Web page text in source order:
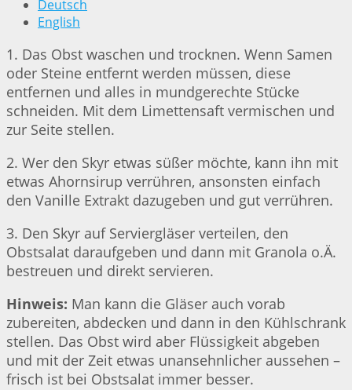
Deutsch
English
1. Das Obst waschen und trocknen. Wenn Samen
oder Steine entfernt werden müssen, diese
entfernen und alles in mundgerechte Stücke
schneiden. Mit dem Limettensaft vermischen und
zur Seite stellen.
2. Wer den Skyr etwas süßer möchte, kann ihn mit
etwas Ahornsirup verrühren, ansonsten einfach
den Vanille Extrakt dazugeben und gut verrühren.
3. Den Skyr auf Serviergläser verteilen, den
Obstsalat daraufgeben und dann mit Granola o.Ä.
bestreuen und direkt servieren.
Hinweis: Man kann die Gläser auch vorab
zubereiten, abdecken und dann in den Kühlschrank
stellen. Das Obst wird aber Flüssigkeit abgeben
und mit der Zeit etwas unansehnlicher aussehen –
frisch ist bei Obstsalat immer besser.